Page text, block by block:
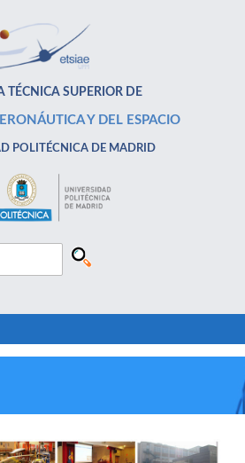
TÉCNICA SUPERIOR DE
Y DEL ESPACIO
POLITÉCNICA DE MADRID